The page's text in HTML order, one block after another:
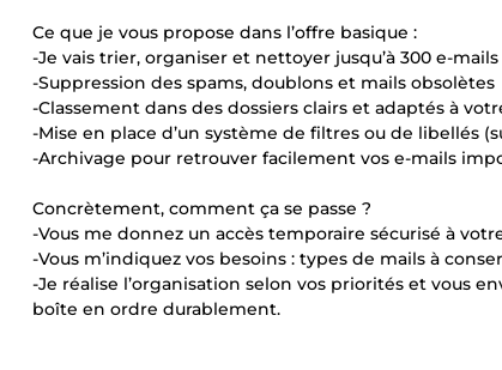
Ce que je vous propose dans l’offre basique :
-Je vais trier, organiser et nettoyer jusqu’à 300 e-
-Suppression des spams, doublons et mails obsolètes
-Classement dans des dossiers clairs et adaptés à
-Mise en place d’un système de filtres ou de libellés
-Archivage pour retrouver facilement vos e-mails
Concrètement, comment ça se passe ?
-Vous me donnez un accès temporaire sécurisé à
-Vous m’indiquez vos besoins : types de mails à
-Je réalise l’organisation selon vos priorités et vous
boîte en ordre durablement.